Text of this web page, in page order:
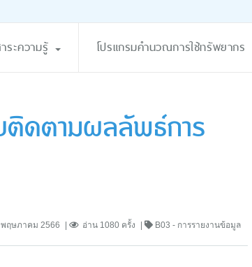
ระความรู้ โปรแกรมคำนวณการใช้ทรัพยากร
ติดตามผลลัพธ์การ
พฤษภาคม 2566 อ่าน 1080 ครั้ง B03 - การรายงานข้อมูล